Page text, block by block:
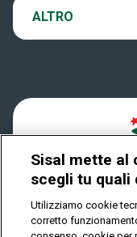
Play Your Date
Archivio estrazioni
ALTRO
Notifiche
Privacy
Sisal mette al
scegli tu quali
Utilizziamo cookie
corretto